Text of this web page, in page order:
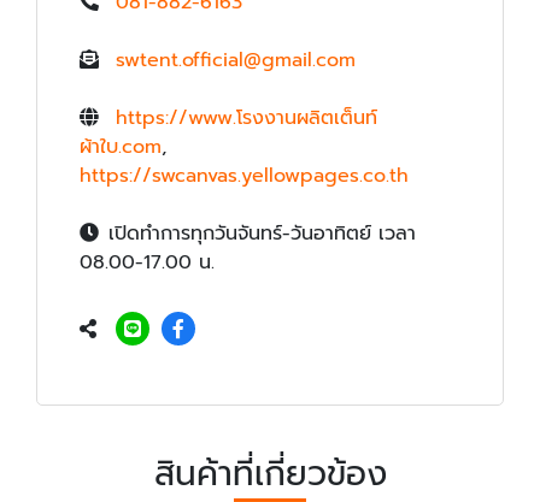
swtent.official@gmail.com
https://www.โรงงานผลิตเต็นท์
ผ้าใบ.com,
https://swcanvas.yellowpages.co.th
เปิดทำการทุกวันจันทร์-วันอาทิตย์ เวลา
08.00-17.00 น.
สินค้าที่เกี่ยวข้อง